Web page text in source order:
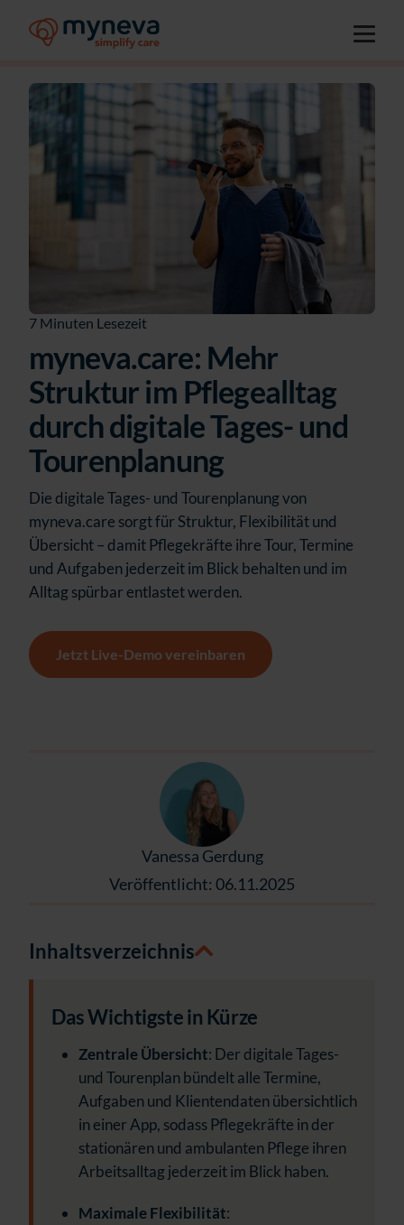
7 Minuten Lesezeit
myneva.care: Mehr
Struktur im Pflegealltag
durch digitale Tages- und
Tourenplanung
Die digitale Tages- und Tourenplanung von
myneva.care sorgt für Struktur, Flexibilität und
Übersicht – damit Pflegekräfte ihre Tour, Termine
und Aufgaben jederzeit im Blick behalten und im
Alltag spürbar entlastet werden.
Jetzt Live-Demo vereinbaren
Vanessa Gerdung
Veröffentlicht: 06.11.2025
Inhaltsverzeichnis
Das Wichtigste in Kürze
Zentrale Übersicht: Der digitale Tages-
und Tourenplan bündelt alle Termine,
Aufgaben und Klientendaten übersichtlich
in einer App, sodass Pflegekräfte in der
stationären und ambulanten Pflege ihren
Arbeitsalltag jederzeit im Blick haben.
Maximale Flexibilität: